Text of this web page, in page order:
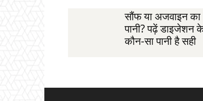
सौंफ या अजवाइन का
पानी? पढ़ें डाइजेशन
कौन-सा पानी है सही